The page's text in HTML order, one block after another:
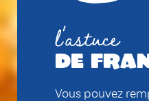
l'astuce
de
Vous pouvez